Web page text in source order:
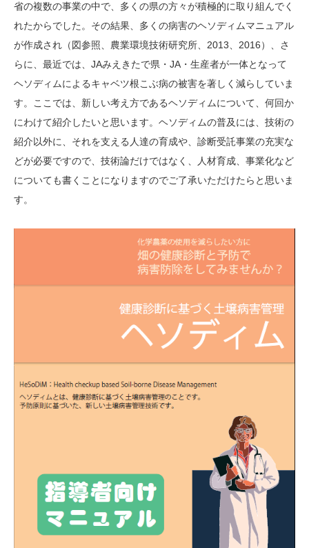
省の複数の事業の中で、多くの県の方々が積極的に取り組んでく
れたからでした。その結果、多くの病害のヘソディムマニュアル
が作成され（図参照、農業環境技術研究所、2013、2016）、さ
らに、最近では、JAみえきたで県・JA・生産者が一体となって
ヘソディムによるキャベツ根こぶ病の被害を著しく減らしていま
す。ここでは、新しい考え方であるヘソディムについて、何回か
にわけて紹介したいと思います。ヘソディムの普及には、技術の
紹介以外に、それを支える人達の育成や、診断受託事業の充実な
どが必要ですので、技術論だけではなく、人材育成、事業化など
についても書くことになりますのでご了承いただけたらと思いま
す。